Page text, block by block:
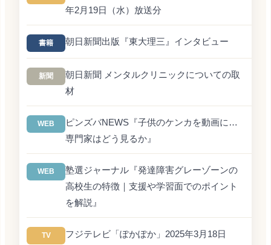
年2月19日（水）放送分
書籍 朝日新聞出版『東大理三』インタビュー
新聞
朝日新聞 メンタルクリニックについての取
材
WEB
ピンズバNEWS『子供のケンカを動画に…
専門家はどう見るか』
WEB
塾選ジャーナル『発達障害グレーゾーンの
高校生の特徴｜支援や学習面でのポイント
を解説』
TV
フジテレビ「ぽかぽか」2025年3月18日